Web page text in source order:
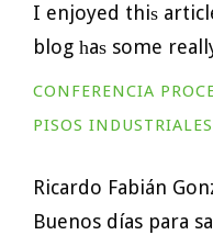
I enjoyed thiѕ
blog һaѕ some
CONFERENCIA
PISOS INDUSTRIALES
Ricardo Fabián
Buenos días para